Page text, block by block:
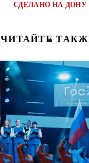
СДЕЛАНО НА ДОНУ
ЧИТАЙТЕ